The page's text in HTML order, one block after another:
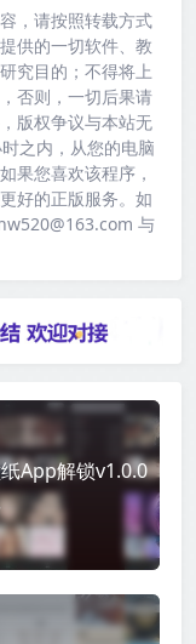
，请按照转载方式
供的一切软件、教
究目的；不得将上
否则，一切后果请
版权争议与本站无
之内，从您的电脑
果您喜欢该程序，
好的正版服务。如
与
App解锁v1.0.0